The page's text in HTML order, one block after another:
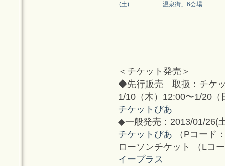
(土)
温泉街」6会場
＜チケット発売＞
◆先行販売 取扱：チケ
1/10（木）12:00〜1/20（
チケットぴあ
◆一般発売：2013/01/26(
チケットぴあ
（Pコード
ローソンチケット （Lコ
イープラス